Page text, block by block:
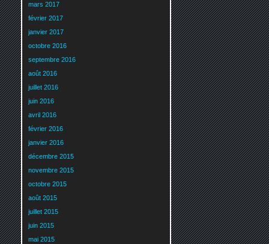
mars 2017
février 2017
janvier 2017
octobre 2016
septembre 2016
août 2016
juillet 2016
juin 2016
avril 2016
février 2016
janvier 2016
décembre 2015
novembre 2015
octobre 2015
août 2015
juillet 2015
juin 2015
mai 2015